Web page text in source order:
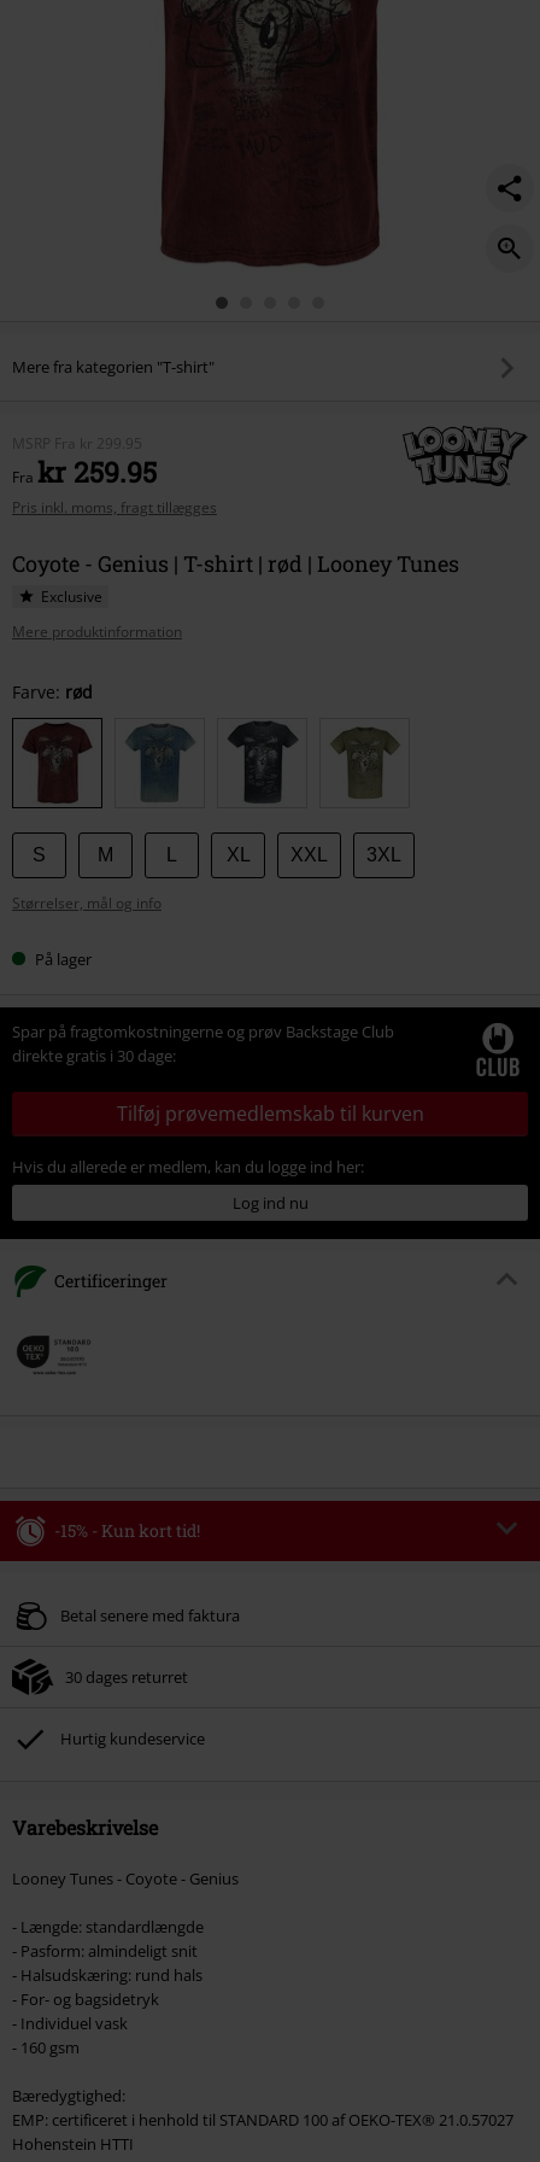
Mere fra kategorien "T-shirt"
MSRP Fra kr 299.95
Fra kr 259.95
Pris inkl. moms, fragt tillægges
Coyote - Genius | T-shirt | rød | Looney Tunes
Exclusive
Mere produktinformation
Vælg
din
størrelse
Farve: rød
S M XL XXL 3XL
Størrelser, mål og info
På lager
Spar på fragtomkostningerne og prøv Backstage Club
direkte gratis i 30 dage:
Tilføj prøvemedlemskab til kurven
Hvis du allerede er medlem, kan du logge ind her:
Log ind nu
Certificeringer
-15% - Kun kort tid!
Gælder indtil kl 09-08-2026
Efter du har indtastet koden, fratrækkes rabatten automatisk ved
Kan ikke kombineres med andre Salgsfremmende koder. Undtaget fra
Betal senere med faktura
30 dages returret
Hurtig kundeservice
Varebeskrivelse
Looney Tunes - Coyote - Genius
- Længde: standardlængde
- Pasform: almindeligt snit
- Halsudskæring: rund hals
- For- og bagsidetryk
- Individuel vask
- 160 gsm
Bæredygtighed:
EMP: certificeret i henhold til STANDARD 100 af OEKO-TEX® 21.0.57027
Hohenstein HTTI